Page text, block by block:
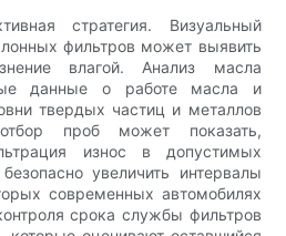
стратегия. Визуальный
фильтров может выявить
влагой. Анализ масла
данные о работе масла и
твердых частиц и металлов
проб может показать,
износ в допустимых
увеличить интервалы
современных автомобилях
срока службы фильтров